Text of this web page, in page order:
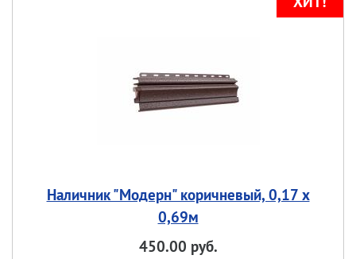
Наличник "Модерн" коричневый, 0,17 х
0,69м
450.00 руб.